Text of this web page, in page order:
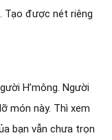
Tạo được nét riêng
H’mông. Người
món này. Thì xem
bạn vẫn chưa trọn